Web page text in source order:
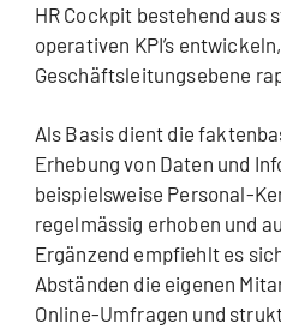
HR Cockpit bestehend aus
operativen KPI’s
Geschäftsleitungsebene
Als Basis dient die
Erhebung von Daten und
beispielsweise Personal-
regelmässig erhoben und
Ergänzend empfiehlt es
Abständen die eigenen
Online-Umfragen und